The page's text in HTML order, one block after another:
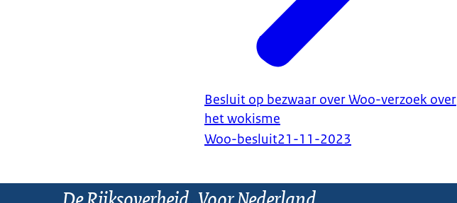
Besluit op bezwaar over Woo-verzoek over
het wokisme
Woo-besluit21-11-2023